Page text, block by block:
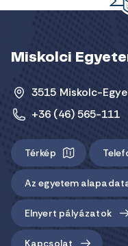
Miskolci
3515 Miskolc-
+36 (46) 565-111
Térkép
Az egyetem
Elnyert pályázatok
Kapcsolat